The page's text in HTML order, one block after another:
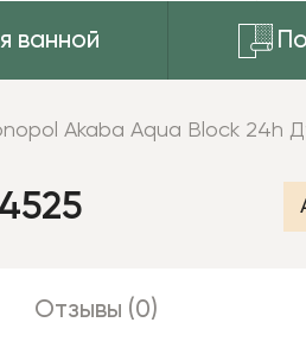
ванной
Akaba Aqua Block 24h
Отзывы (0)